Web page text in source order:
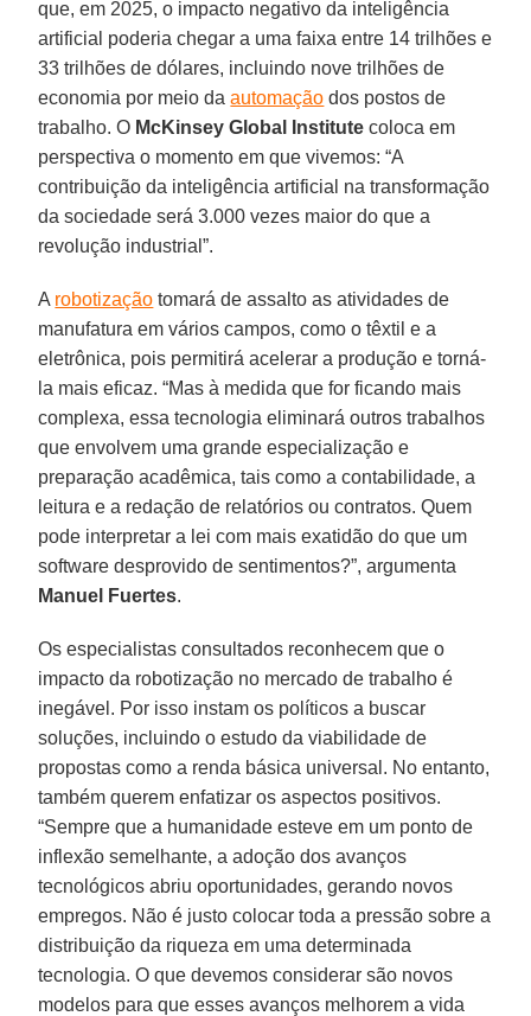
que, em 2025, o impacto negativo da inteligência
artificial poderia chegar a uma faixa entre 14 trilhões e
33 trilhões de dólares, incluindo nove trilhões de
economia por meio daautomação dos postos de
trabalho. O McKinsey Global Institute coloca em
perspectiva o momento em que vivemos: “A
contribuição da inteligência artificial na transformação
da sociedade será 3.000 vezes maior do que a
revolução industrial”.
A robotização tomará de assalto as atividades de
manufatura em vários campos, como o têxtil e a
eletrônica, pois permitirá acelerar a produção e torná-
la mais eficaz. “Mas à medida que for ficando mais
complexa, essa tecnologia eliminará outros trabalhos
que envolvem uma grande especialização e
preparação acadêmica, tais como a contabilidade, a
leitura e a redação de relatórios ou contratos. Quem
pode interpretar a lei com mais exatidão do que um
software desprovido de sentimentos?”, argumenta
Manuel Fuertes.
Os especialistas consultados reconhecem que o
impacto da robotização no mercado de trabalho é
inegável. Por isso instam os políticos a buscar
soluções, incluindo o estudo da viabilidade de
propostas como a renda básica universal. No entanto,
também querem enfatizar os aspectos positivos.
“Sempre que a humanidade esteve em um ponto de
inflexão semelhante, a adoção dos avanços
tecnológicos abriu oportunidades, gerando novos
empregos. Não é justo colocar toda a pressão sobre a
distribuição da riqueza em uma determinada
tecnologia. O que devemos considerar são novos
modelos para que esses avanços melhorem a vida